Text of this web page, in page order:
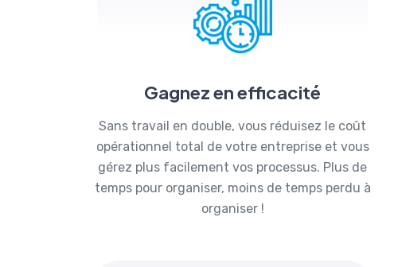
Gagnez en efficacité
Sans travail en double, vous réduisez le coût
opérationnel total de votre entreprise et vous
gérez plus facilement vos processus. Plus de
temps pour organiser, moins de temps perdu à
organiser !